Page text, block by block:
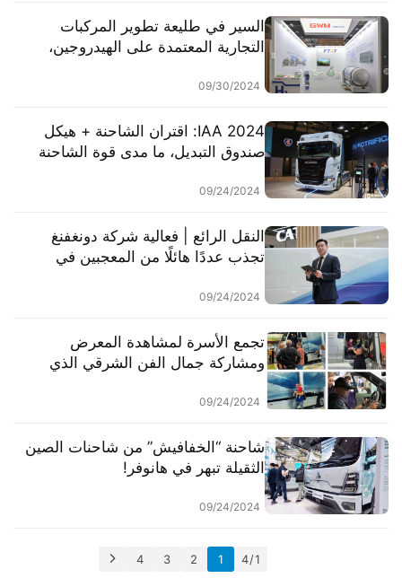
السير في طليعة تطوير المركبات
التجارية المعتمدة على الهيدروجين،
المركبات التجارية في هانوفر بألمانيا
09/30/2024
2024 IAA: اقتران الشاحنة + هيكل
صندوق التبديل، ما مدى قوة الشاحنة
R؟ نظرة مباشرة تأخذك إلى التفاصيل09/24/2024
النقل الرائع | فعالية شركة دونغفنغ
تجذب عددًا هائلًا من المعجبين في
09/24/2024
تجمع الأسرة لمشاهدة المعرض
ومشاركة جمال الفن الشرقي الذي
09/24/2024
شاحنة “الخفافيش” من شاحنات الصين
الثقيلة تبهر في هانوفر!
09/24/2024
1 / 4
1
2
3
4